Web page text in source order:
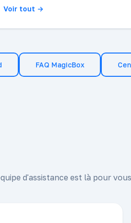
Voir tout →
FAQ MagicBox
d'assistance est là pour